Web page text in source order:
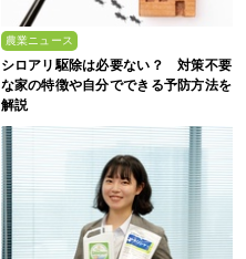
農業ニュース
シロアリ駆除は必要ない？ 対策不要
な家の特徴や自分でできる予防方法を
解説